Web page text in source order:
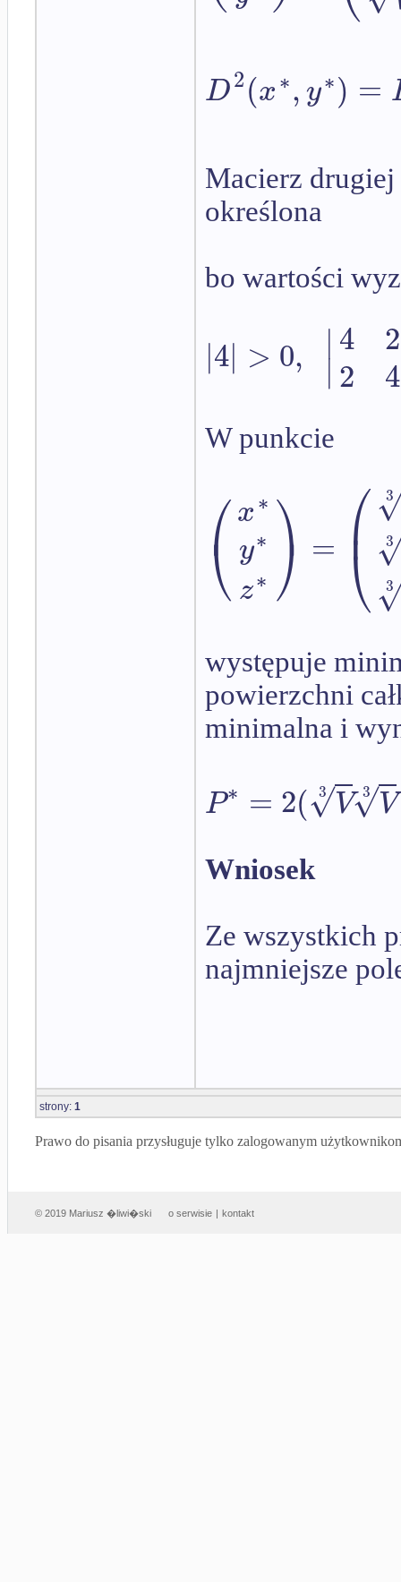
D2(x∗,y∗) =
Macierz
określona
bo wartości
|4| > 0, ∣
∣
4
2
2
4
W punkcie
⎛
⎝
x∗
y∗
z∗ ⎞
⎠ = ⎛
⎝
⎜
3
3
3
występuje
powierzchni
minimalna i
P∗ = 2( V
√
3 V
√
3
Wniosek
Ze wszystkich
najmniejsze
strony: 1
Prawo do pisania przysługuje tylko zalogowanym
© 2019 Mariusz �liwi�ski o serwisie | kontakt